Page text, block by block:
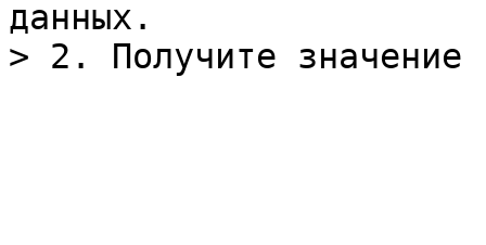
данных.